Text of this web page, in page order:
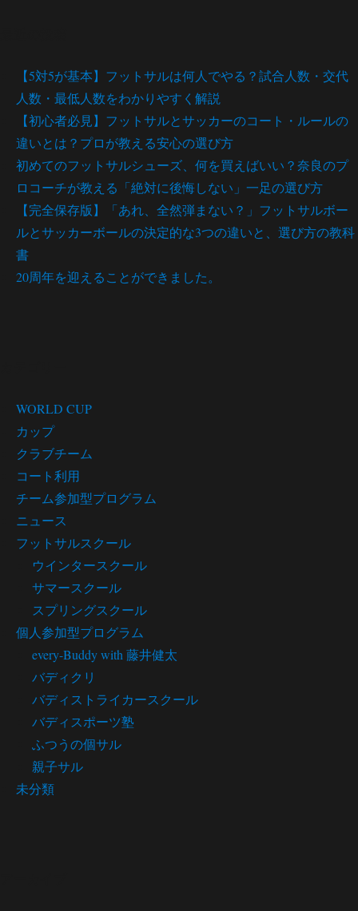
【5対5が基本】フットサルは何人でやる？試合人数・交代
人数・最低人数をわかりやすく解説
【初心者必見】フットサルとサッカーのコート・ルールの
違いとは？プロが教える安心の選び方
初めてのフットサルシューズ、何を買えばいい？奈良のプ
ロコーチが教える「絶対に後悔しない」一足の選び方
【完全保存版】「あれ、全然弾まない？」フットサルボー
ルとサッカーボールの決定的な3つの違いと、選び方の教科
書
20周年を迎えることができました。
WORLD CUP
カップ
クラブチーム
コート利用
チーム参加型プログラム
ニュース
フットサルスクール
ウインタースクール
サマースクール
スプリングスクール
個人参加型プログラム
every-Buddy with 藤井健太
バディクリ
バディストライカースクール
バディスポーツ塾
ふつうの個サル
親子サル
未分類